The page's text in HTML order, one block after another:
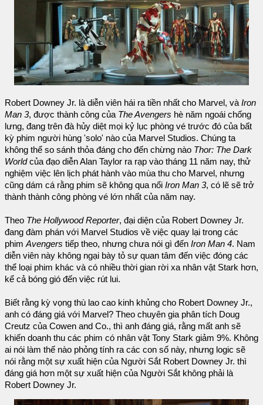
Robert Downey Jr. là diễn viên hái ra tiền nhất cho Marvel, và Iron
Man 3, được thành công của The Avengers hè năm ngoái chống
lưng, đang trên đà hủy diệt mọi kỷ lục phòng vé trước đó của bất
kỳ phim người hùng 'solo' nào của Marvel Studios. Chúng ta
không thể so sánh thỏa đáng cho đến chừng nào Thor: The Dark
Worldcủa đạo diễn Alan Taylor ra rạp vào tháng 11 năm nay, thử
nghiệm việc lên lịch phát hành vào mùa thu cho Marvel, nhưng
cũng dám cá rằng phim sẽ không qua nổi Iron Man 3, có lẽ sẽ trở
thành thành công phòng vé lớn nhất của năm nay.
Theo The Hollywood Reporter, đại diện của Robert Downey Jr.
đang đàm phán với Marvel Studios về việc quay lại trong các
phim Avengers tiếp theo, nhưng chưa nói gì đến Iron Man 4. Nam
diễn viên này không ngại bày tỏ sự quan tâm đến việc đóng các
thể loại phim khác và có nhiều thời gian rời xa nhân vật Stark hơn,
kể cả bóng gió đến việc rút lui.
Biết rằng kỳ vọng thù lao cao kinh khủng cho Robert Downey Jr.,
anh có đáng giá với Marvel? Theo chuyên gia phân tích Doug
Creutz của Cowen and Co., thì anh đáng giá, rằng mất anh sẽ
khiến doanh thu các phim có nhân vật Tony Stark giảm 9%. Không
ai nói làm thế nào phỏng tính ra các con số này, nhưng logic sẽ
nói rằng một sự xuất hiện của Người Sắt Robert Downey Jr. thì
đáng giá hơn một sự xuất hiện của Người Sắt không phải là
Robert Downey Jr.